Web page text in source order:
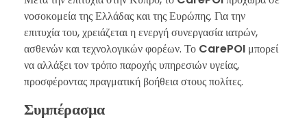
νοσοκομεία της Ελλάδας και της Ευρώπης. Για την
επιτυχία του, χρειάζεται η ενεργή συνεργασία ιατρών,
ασθενών και τεχνολογικών φορέων. Το CarePOI μπορεί
να αλλάξει τον τρόπο παροχής υπηρεσιών υγείας,
προσφέροντας πραγματική βοήθεια στους πολίτες.
Συμπέρασμα